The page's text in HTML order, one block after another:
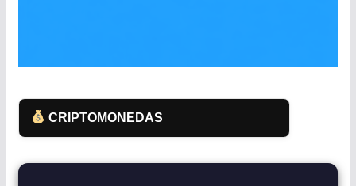
CRIPTOMONEDAS